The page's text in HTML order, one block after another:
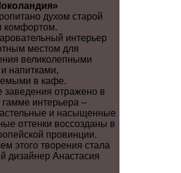
духом старой
комфортом.
интерьер
местом для
великолепными
напитками,
в кафе.
заведения отражено в
гамме интерьера –
и насыщенные
оттенки воссозданы в
провинции.
этого творения стала
дизайнер Анастасия